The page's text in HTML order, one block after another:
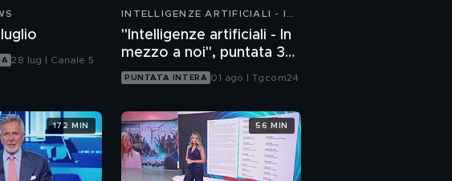
28 lug | Canale 5
INTELLIGENZE ARTIFICIALI - IN
"Intelligenze artificiali - In
mezzo a noi", puntata 36:
chatbot emotivi e minori
PUNTATA INTERA 01 ago | Tgcom24
172 MIN 56 MIN